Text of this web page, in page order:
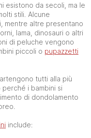
esistono da secoli, ma le
stili. Alcune
mentre altre presentano
lama, dinosauri o altri
di peluche vengono
piccoli o pupazzetti
tutti alla più
i bambini si
di dondolamento
include: